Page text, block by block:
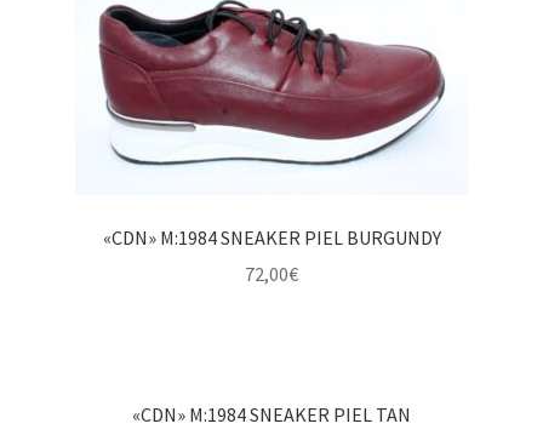
«CDN» M:1984 SNEAKER PIEL BURGUNDY
72,00€
«CDN» M:1984 SNEAKER PIEL TAN